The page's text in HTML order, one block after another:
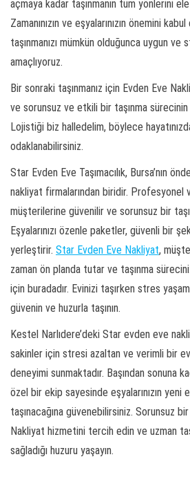
açmaya kadar taşınmanın tüm yönlerini ele
Zamanınızın ve eşyalarınızın önemini
taşınmanızı mümkün olduğunca uygun
amaçlıyoruz.
Bir sonraki taşınmanız için Evden Eve
ve sorunsuz ve etkili bir taşınma sürecinin
Lojistiği biz halledelim, böylece
odaklanabilirsiniz.
Star Evden Eve Taşımacılık, Bursa’nın
nakliyat firmalarından biridir. Profesyonel
müşterilerine güvenilir ve sorunsuz bir
Eşyalarınızı özenle paketler, güvenli bir
yerleştirir. Star Evden Eve Nakliyat,
zaman ön planda tutar ve taşınma
için buradadır. Evinizi taşırken stres
güvenin ve huzurla taşının.
Kestel Narlıdere’deki Star evden eve
sakinler için stresi azaltan ve verimli bir
deneyimi sunmaktadır. Başından sonuna
özel bir ekip sayesinde eşyalarınızın
taşınacağına güvenebilirsiniz. Sorunsuz
Nakliyat hizmetini tercih edin ve uzman
sağladığı huzuru yaşayın.